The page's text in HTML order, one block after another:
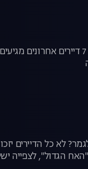
שבוע הגמר מתחיל ובסופו כולנו נגלה מי יהיה הדייר האחרון! הערב,
לא כל הדיירים